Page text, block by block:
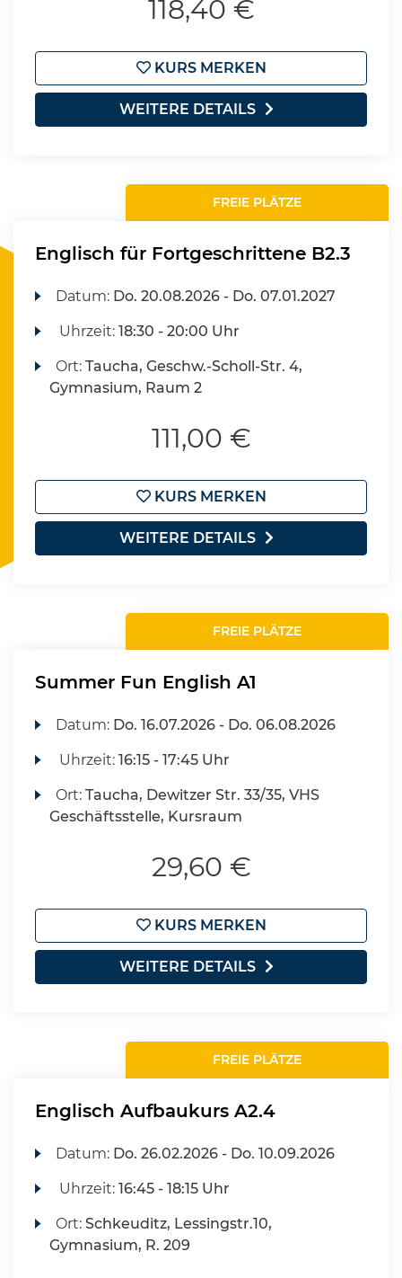
118,40 €
KURS MERKEN
WEITERE DETAILS
FREIE PLÄTZE
Englisch für Fortgeschrittene B2.3
Datum: Do. 20.08.2026 - Do. 07.01.2027
Uhrzeit:18:30 - 20:00 Uhr
Ort:Taucha, Geschw.-Scholl-Str. 4,
Gymnasium, Raum 2
111,00 €
KURS MERKEN
WEITERE DETAILS
FREIE PLÄTZE
Summer Fun English A1
Datum: Do. 16.07.2026 - Do. 06.08.2026
Uhrzeit:16:15 - 17:45 Uhr
Ort:Taucha, Dewitzer Str. 33/35, VHS
Geschäftsstelle, Kursraum
29,60 €
KURS MERKEN
WEITERE DETAILS
FREIE PLÄTZE
Englisch Aufbaukurs A2.4
Datum: Do. 26.02.2026 - Do. 10.09.2026
Uhrzeit:16:45 - 18:15 Uhr
Ort:Schkeuditz, Lessingstr.10,
Gymnasium, R. 209